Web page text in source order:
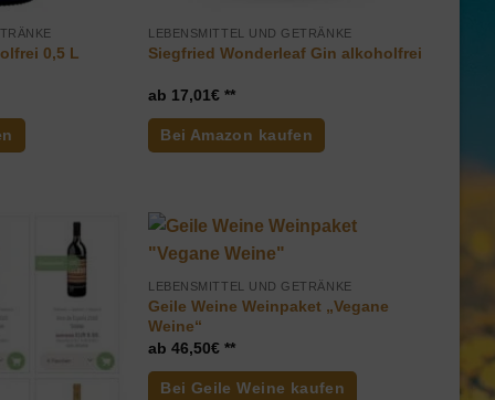
0,5 L
LEBENSMITTEL UND GETRÄNKE
Siegfried Wonderleaf Gin alkoholfrei
17,01€
Bei Amazon kaufen
LEBENSMITTEL UND GETRÄNKE
Geile Weine Weinpaket „Vegane
Weine“
46,50€
Bei Geile Weine kaufen